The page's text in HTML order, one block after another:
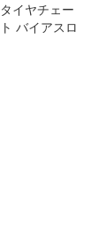
イヤチェー
バイアスロ